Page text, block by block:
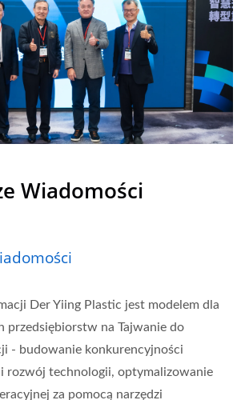
Wiadomości
Der Yiing Plastic jest modelem dla
przedsiębiorstw na Tajwanie do
- budowanie konkurencyjności
i rozwój technologii, optymalizowanie
za pomocą narzędzi